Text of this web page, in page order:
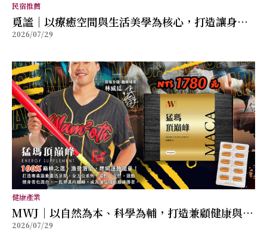
民宿推薦
覓謐｜以療癒空間與生活美學為核心，打造讓身心
放鬆的質感生活提案
2026/07/29
健康產業
MWJ｜以自然為本、科學為輔，打造兼顧健康與幸
福的全方位保健品牌
2026/07/29